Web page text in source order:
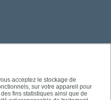
acceptez le stockage de
sur votre appareil pour
fins statistiques ainsi que de